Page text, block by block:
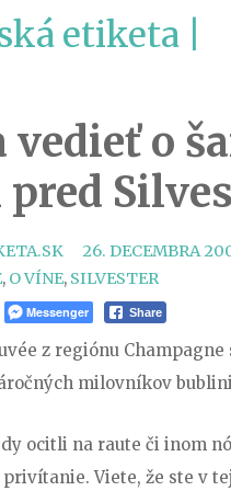
etiketa |
vedieť o
pred
26. DECEMBRA
, O VÍNE, SILVESTER
Messenger Share
z regiónu
milovníkov
ocitli na raute či inom
privítanie. Viete, že ste v